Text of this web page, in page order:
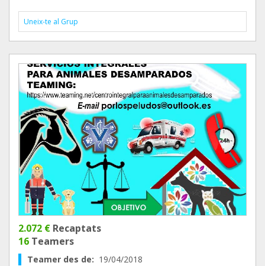
Uneix-te al Grup
2.072 € Recaptats
16 Teamers
Teamer des de: 19/04/2018